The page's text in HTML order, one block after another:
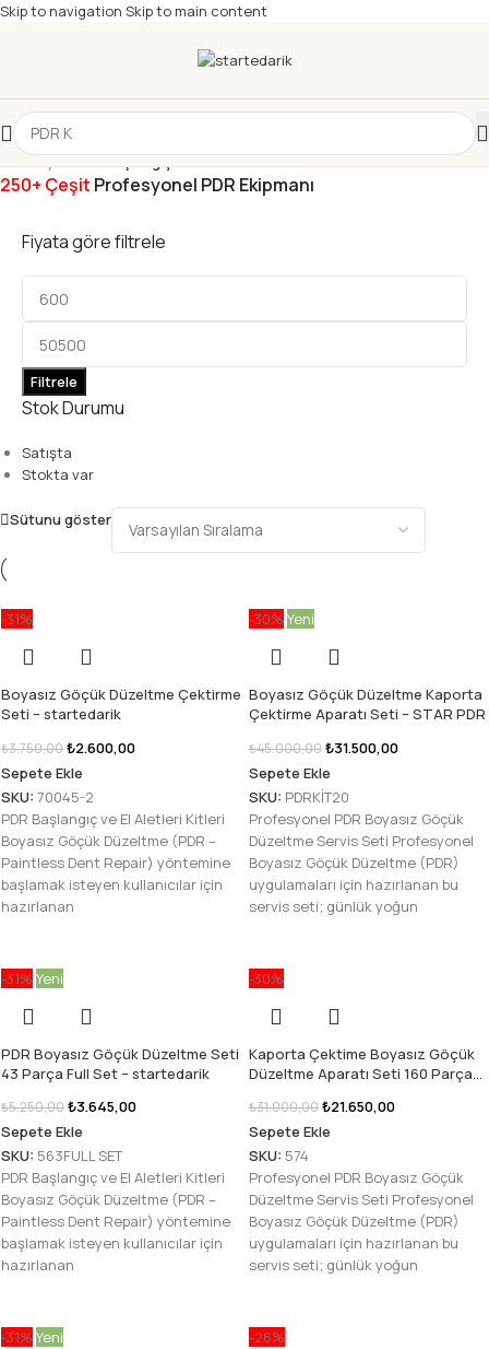
Skip to navigation Skip to main content
250+ Çeşit Profesyonel PDR Ekipmanı
Fiyata göre filtrele
Filtrele
Stok Durumu
Satışta
Stokta var
Sütunu göster
-31%
Boyasız Göçük Düzeltme Çektirme
Seti – startedarik
₺3.750,00₺2.600,00
Sepete Ekle
SKU: 70045-2
PDR Başlangıç ve El Aletleri Kitleri
Boyasız Göçük Düzeltme (PDR –
Paintless Dent Repair) yöntemine
başlamak isteyen kullanıcılar için
hazırlanan
-30% Yeni
Boyasız Göçük Düzeltme Kaporta
Çektirme Aparatı Seti – STAR PDR
₺45.000,00 ₺31.500,00
Sepete Ekle
SKU: PDRKİT20
Profesyonel PDR Boyasız Göçük
Düzeltme Servis Seti Profesyonel
Boyasız Göçük Düzeltme (PDR)
uygulamaları için hazırlanan bu
servis seti; günlük yoğun
-31% Yeni
PDR Boyasız Göçük Düzeltme Seti
43 Parça Full Set – startedarik
₺5.250,00₺3.645,00
Sepete Ekle
SKU: 563FULL SET
PDR Başlangıç ve El Aletleri Kitleri
Boyasız Göçük Düzeltme (PDR –
Paintless Dent Repair) yöntemine
başlamak isteyen kullanıcılar için
hazırlanan
-30%
Kaporta Çektime Boyasız Göçük
Düzeltme Aparatı Seti 160 Parça
₺31.000,00 ₺21.650,00
Sepete Ekle
SKU: 574
Profesyonel PDR Boyasız Göçük
Düzeltme Servis Seti Profesyonel
Boyasız Göçük Düzeltme (PDR)
uygulamaları için hazırlanan bu
servis seti; günlük yoğun
-31% Yeni -26%